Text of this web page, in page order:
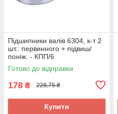
Підшипники валів 6304, к-т 2
шт.: первинного + підвиш/
поніж. - КПП/6
Готово до відправки
178 ₴ 228,75 ₴
Купити